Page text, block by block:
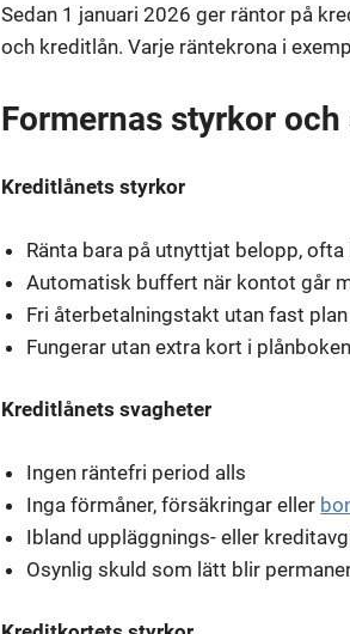
Sedan 1 januari 2026 ger räntor på
och kreditlån. Varje räntekrona i
Formernas styrkor
Kreditlånets styrkor
Ränta bara på utnyttjat belopp, ofta
Automatisk buffert när kontot går
Fri återbetalningstakt utan fast plan
Fungerar utan extra kort i plånboken
Kreditlånets svagheter
Ingen räntefri period alls
Inga förmåner, försäkringar eller
Ibland uppläggnings- eller
Osynlig skuld som lätt blir